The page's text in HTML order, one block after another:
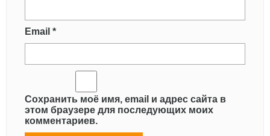
Email *
Сохранить моё имя, email и адрес сайта в
этом браузере для последующих моих
комментариев.